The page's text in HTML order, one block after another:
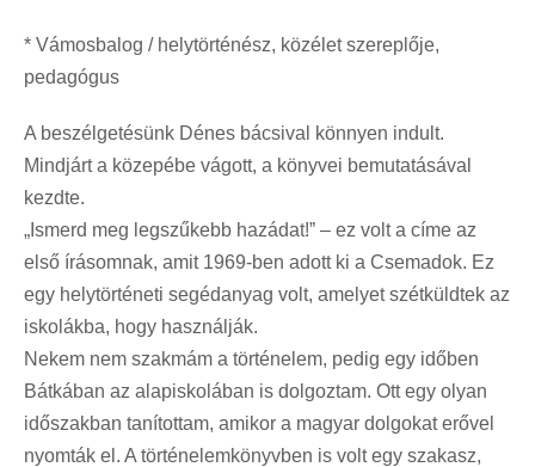
* Vámosbalog / helytörténész, közélet szereplője,
pedagógus
A beszélgetésünk Dénes bácsival könnyen indult.
Mindjárt a közepébe vágott, a könyvei bemutatásával
kezdte.
„Ismerd meg legszűkebb hazádat!ˮ – ez volt a címe az
első írásomnak, amit 1969-ben adott ki a Csemadok. Ez
egy helytörténeti segédanyag volt, amelyet szétküldtek az
iskolákba, hogy használják.
Nekem nem szakmám a történelem, pedig egy időben
Bátkában az alapiskolában is dolgoztam. Ott egy olyan
időszakban tanítottam, amikor a magyar dolgokat erővel
nyomták el. A történelemkönyvben is volt egy szakasz,